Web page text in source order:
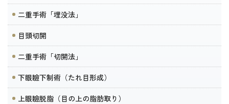
二重手術「埋没法」
目頭切開
二重手術「切開法」
下眼瞼下制術（たれ目形成）
上眼瞼脱脂（目の上の脂肪取り）